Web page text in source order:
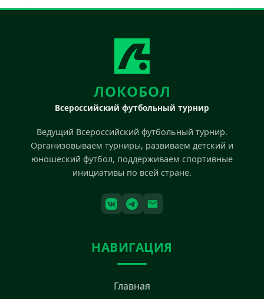
ЛОКОБОЛ
Всероссийский футбольный турнир
Ведущий Всероссийский футбольный турнир.
Организовываем турниры, развиваем детский и
юношеский футбол, поддерживаем спортивные
инициативы по всей стране.
НАВИГАЦИЯ
Главная